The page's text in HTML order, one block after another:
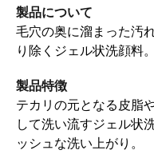
製品について
毛穴の奥に溜まった汚
り除くジェル状洗顔料。
製品特徴
テカリの元となる皮脂
して洗い流すジェル状
ッシュな洗い上がり。